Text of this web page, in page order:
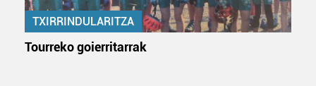
TXIRRINDULARITZA
Tourreko goierritarrak